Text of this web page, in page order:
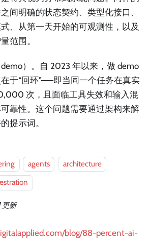
间明确的状态契约、类型化接口、
、从第一天开始的可观测性，以及
范围。
）。自 2023 年以来，做 demo
于“回环”——即当同一个任务在真实
次，且面临工具失效和输入混
靠性。这个问题需要通过架构来解
提示词。
agents
architecture
更新
blog/88-percent-ai-